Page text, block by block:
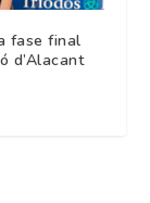
fase final
d’Alacant